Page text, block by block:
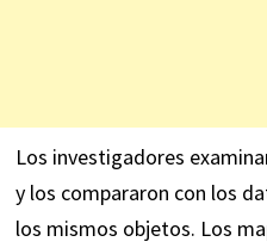
Los investigadores
y los compararon con los
los mismos objetos. Los